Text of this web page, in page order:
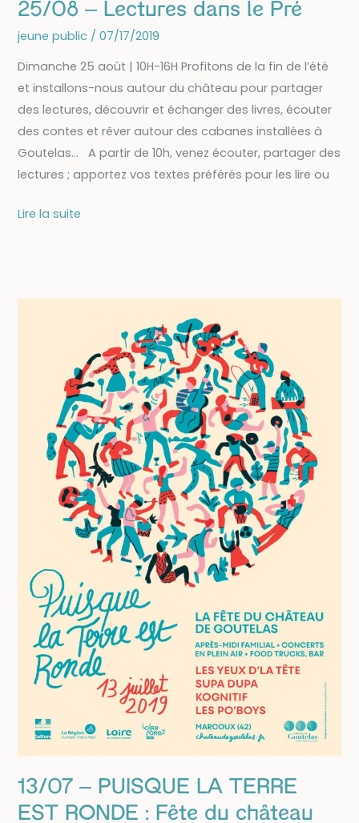
25/08 – Lectures dans le Pré
jeune public / 07/17/2019
Dimanche 25 août | 10H-16H Profitons de la fin de l’été
et installons-nous autour du château pour partager
des lectures, découvrir et échanger des livres, écouter
des contes et rêver autour des cabanes installées à
Goutelas… A partir de 10h, venez écouter, partager des
lectures ; apportez vos textes préférés pour les lire ou
25/08
le
Lire la suite
13/07 – PUISQUE LA TERRE
EST RONDE : Fête du château